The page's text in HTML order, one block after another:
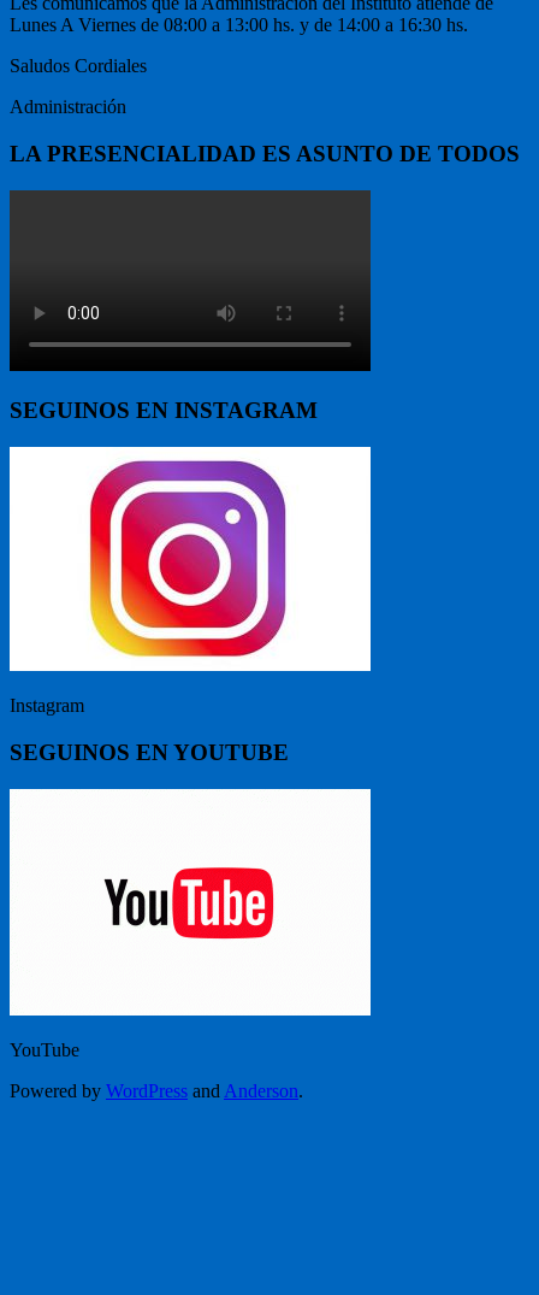
Lunes A Viernes de 08:00 a 13:00 hs. y de 14:00 a 16:30 hs.
Saludos Cordiales
Administración
LA PRESENCIALIDAD ES ASUNTO DE TODOS
SEGUINOS EN INSTAGRAM
Instagram
SEGUINOS EN YOUTUBE
YouTube
Powered by WordPress and Anderson.